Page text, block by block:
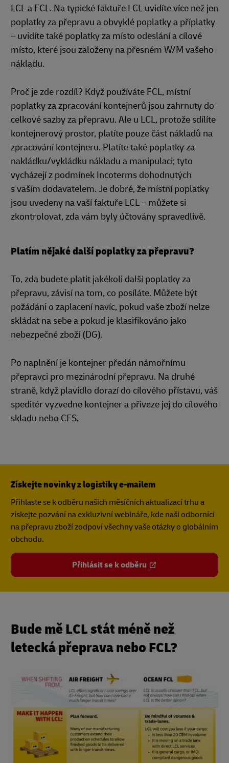
LCL a FCL. Na typické faktuře LCL uvidíte více než jen
poplatky za přepravu a obvyklé poplatky a příplatky
– uvidíte také poplatky za místo odeslání a cílové
místo, které jsou založeny na přesném W/M vašeho
nákladu.
Proč je zde rozdíl? Když používáte FCL, místní
poplatky za zpracování kontejnerů jsou zahrnuty do
celkové sazby za přepravu. Ale u LCL, protože sdílíte
kontejnerový prostor, platíte pouze část nákladů na
zpracování kontejneru. Platíte také poplatky za
nakládku/vykládku nákladu a manipulaci; tyto
vycházejí z podmínek Incoterms dohodnutých
s vaším dodavatelem. Je dobré, že místní poplatky
jsou uvedeny na vaší faktuře LCL – můžete si
zkontrolovat, zda vám byly účtovány spravedlivě.
Platím nějaké další poplatky za přepravu?
To, zda budete platit jakékoli další poplatky za
přepravu, závisí na tom, co posíláte. Můžete být
požádáni o zaplacení navíc, pokud vaše zboží nelze
skládat na sebe a pokud je klasifikováno jako
nebezpečné zboží (DG).
Po naplnění je kontejner předán námořnímu
přepravci pro mezinárodní přepravu. Na druhé
straně, když plavidlo dorazí do cílového přístavu, váš
speditér vyzvedne kontejner a přiveze jej do cílového
skladu nebo CFS.
Získejte novinky z logistiky e-mailem
Přihlaste se k odběru našich měsíčních aktualizací trhu a
získejte pozvání na exkluzivní webináře, kde naši odborníci
na přepravu zboží zodpoví všechny vaše otázky o globálním
obchodu.
Přihlásit se k odběru
Bude mě LCL stát méně než
letecká přeprava nebo FCL?